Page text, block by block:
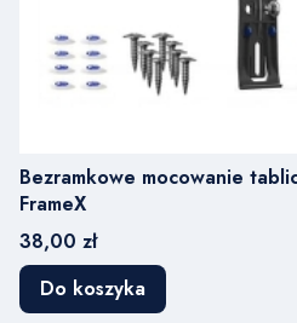
Bezramkowe mocowanie
FrameX
Cena
38,00 zł
Do koszyka